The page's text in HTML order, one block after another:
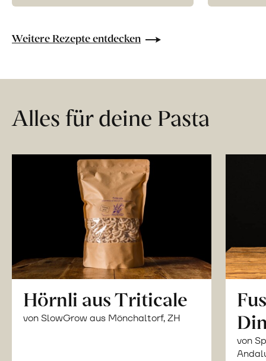
Weitere Rezepte entdecken
Alles für deine Pasta
Hörnli aus Triticale
von SlowGrow aus Mönchaltorf, ZH
von